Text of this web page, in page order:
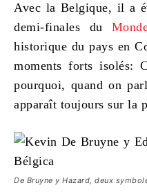
Avec la Belgique, il a
demi-finales du
historique du pays en
moments forts isolés:
pourquoi, quand on
apparaît toujours sur la
De Bruyne y Hazard, deux